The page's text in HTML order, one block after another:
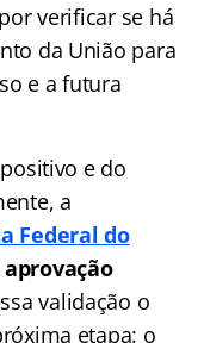
verificar se há
da União para
e a futura
e do
a
Federal do
validação o
etapa: o